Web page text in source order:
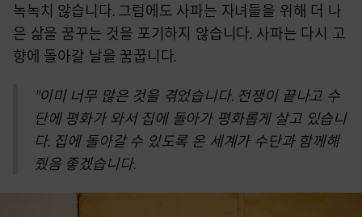
녹녹치 않습니다. 그럼에도 사파는 자녀들을 위해 더 나
은 삶을 꿈꾸는 것을 포기하지 않습니다. 사파는 다시 고
향에 돌아갈 날을 꿈꿉니다.
"이미 너무 많은 것을 겪었습니다. 전쟁이 끝나고 수
단에 평화가 와서 집에 돌아가 평화롭게 살고 있습니
다. 집에 돌아갈 수 있도록 온 세계가 수단과 함께해
줬음 좋겠습니다.